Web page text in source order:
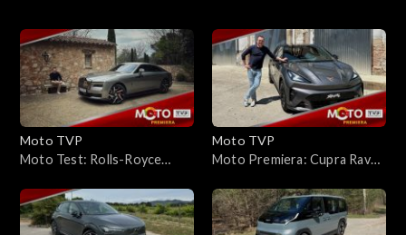
Moto TVP
Moto Test: Rolls-Royce
elektrycznego coupé
Moto TVP
Moto Premiera: Cupra Raval
temperamentem